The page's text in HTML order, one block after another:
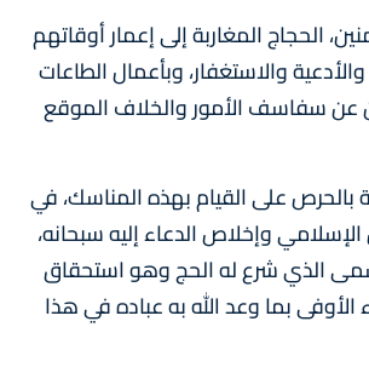
الحجاج المغاربة إلى إعمار أوقاتهم
والأدعية والاستغفار، وبأعمال الطاعات
عن سفاسف الأمور والخلاف الموقع
بالحرص على القيام بهذه المناسك، في
الإسلامي وإخلاص الدعاء إليه سبحانه،
الذي شرع له الحج وهو استحقاق
الأوفى بما وعد الله به عباده في هذا